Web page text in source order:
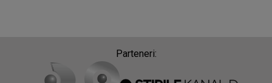
Parteneri: